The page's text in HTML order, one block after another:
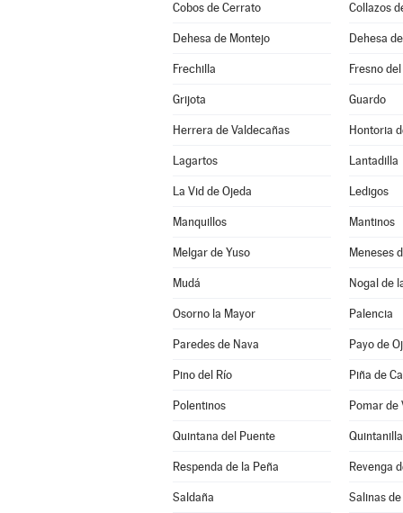
Cobos de Cerrato Collazos
Dehesa de Montejo Dehesa
Frechilla Fresno
Grijota Guardo
Herrera de Valdecañas Hontoria
Lagartos Lantadilla
La Vid de Ojeda Ledigos
Manquillos Mantinos
Melgar de Yuso Meneses
Mudá Nogal de
Osorno la Mayor Palencia
Paredes de Nava Payo de
Pino del Río Piña de
Polentinos Pomar de
Quintana del Puente
Respenda de la Peña Revenga
Saldaña Salinas